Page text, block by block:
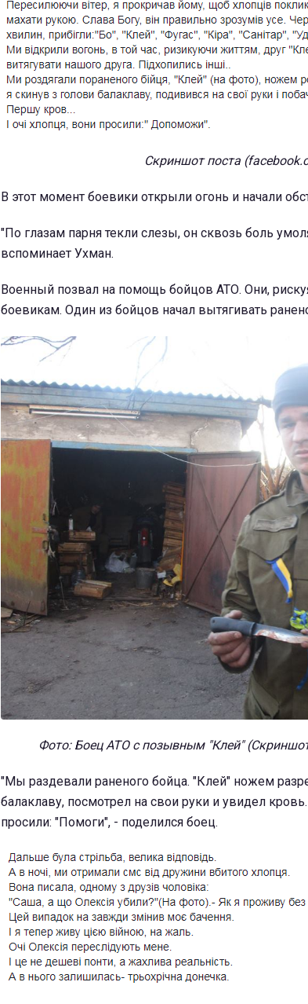
Скриншот поста
В этот момент боевики открыли огонь и начали
"По глазам парня текли слезы, он сквозь боль
вспоминает Ухман.
Военный позвал на помощь бойцов АТО. Они,
боевикам. Один из бойцов начал вытягивать
Фото: Боец АТО с позывным "Клей"
"Мы раздевали раненого бойца. "Клей" ножем
балаклаву, посмотрел на свои руки и увидел
просили: "Помоги", - поделился боец.